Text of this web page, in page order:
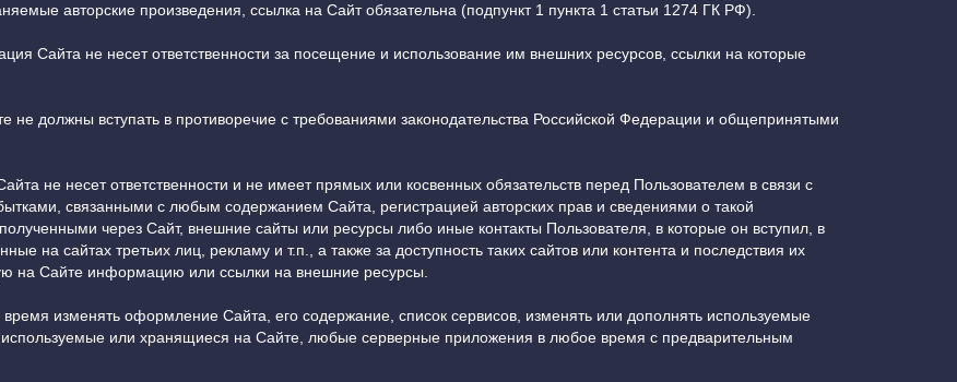
авторские произведения, ссылка на Сайт обязательна (подпункт 1 пункта 1 статьи 1274 ГК РФ).
Сайта не несет ответственности за посещение и использование им внешних ресурсов, ссылки на которые
должны вступать в противоречие с требованиями законодательства Российской Федерации и общепринятыми
не несет ответственности и не имеет прямых или косвенных обязательств перед Пользователем в связи с
связанными с любым содержанием Сайта, регистрацией авторских прав и сведениями о такой
через Сайт, внешние сайты или ресурсы либо иные контакты Пользователя, в которые он вступил, в
на сайтах третьих лиц, рекламу и т.п., а также за доступность таких сайтов или контента и последствия их
на Сайте информацию или ссылки на внешние ресурсы.
изменять оформление Сайта, его содержание, список сервисов, изменять или дополнять используемые
или хранящиеся на Сайте, любые серверные приложения в любое время с предварительным